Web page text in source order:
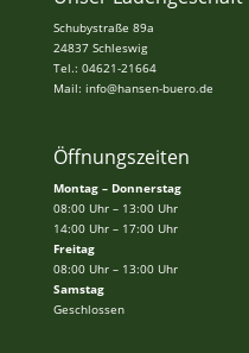
Schubystraße 89a
24837 Schleswig
Tel.: 04621-21664
Mail: info@hansen-buero.de
Öffnungszeiten
Montag – Donnerstag
08:00 Uhr – 13:00 Uhr
14:00 Uhr – 17:00 Uhr
Freitag
08:00 Uhr – 13:00 Uhr
Samstag
Geschlossen